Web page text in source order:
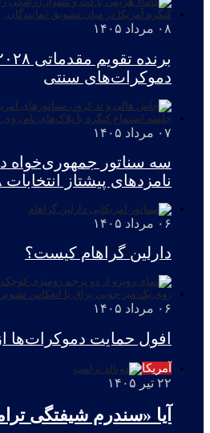
۰۸ مرداد ۱۴۰۵
دموکرات‌های سنتی
۰۷ مرداد ۱۴۰۵
سه سناتور جمهوری‌خواه
نامزدهای پیشتاز انتخابات ۲۰۲۸
۰۶ مرداد ۱۴۰۵
دارلین گراهام کیست؟
۰۶ مرداد ۱۴۰۵
افول حمایت دموکرات‌ها
آمریکا
۲۲ تیر ۱۴۰۵
آیا «سندرم شیفتگی